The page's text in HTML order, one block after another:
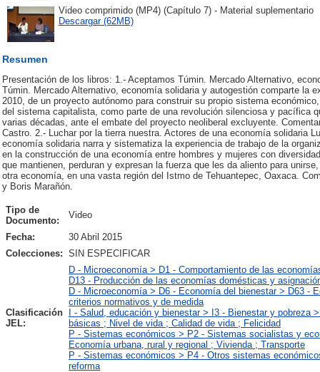
Video comprimido (MP4) (Capítulo 7) - Material suplementario
Descargar (62MB)
Resumen
Presentación de los libros: 1.- Aceptamos Túmin. Mercado Alternativo,
Túmin. Mercado Alternativo, economía solidaria y autogestión comparte la
2010, de un proyecto autónomo para construir su propio sistema
del sistema capitalista, como parte de una revolución silenciosa y pacífica
varias décadas, ante el embate del proyecto neoliberal excluyente.
Castro. 2.- Luchar por la tierra nuestra. Actores de una economía solidaria
economía solidaria narra y sistematiza la experiencia de trabajo de la
en la construcción de una economía entre hombres y mujeres con
que mantienen, perduran y expresan la fuerza que les da aliento para
otra economía, en una vasta región del Istmo de Tehuantepec, Oaxaca.
y Boris Marañón.
Tipo de
Documento:
Video
Fecha:
30 Abril 2015
Colecciones: SIN ESPECIFICAR
Clasificación
JEL:
D - Microeconomía > D1 - Comportamiento de las
D13 - Producción de las economías domésticas y
D - Microeconomía > D6 - Economía del bienestar > D63 -
criterios normativos y de medida
I - Salud, educación y bienestar > I3 - Bienestar y pobreza
básicas ; Nivel de vida ; Calidad de vida ; Felicidad
P - Sistemas económicos > P2 - Sistemas socialistas y
Economía urbana, rural y regional ; Vivienda ; Transporte
P - Sistemas económicos > P4 - Otros sistemas
reforma